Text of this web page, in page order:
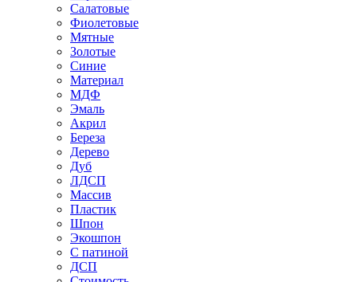
Салатовые
Фиолетовые
Мятные
Золотые
Синие
Материал
МДФ
Эмаль
Акрил
Береза
Дерево
Дуб
ЛДСП
Массив
Пластик
Шпон
Экошпон
С патиной
ДСП